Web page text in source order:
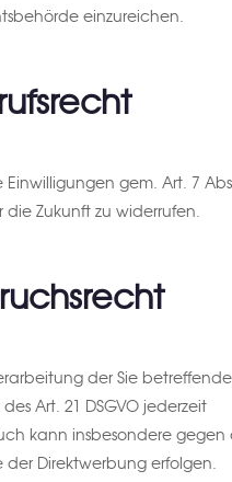
einzureichen.
gem. Art. 7
die Zukunft zu widerrufen.
der Sie
Art. 21 DSGVO jederzeit
kann insbesondere gegen
der Direktwerbung erfolgen.